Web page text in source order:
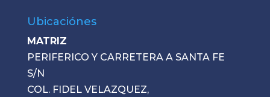
Ubicaciónes
MATRIZ
PERIFERICO Y CARRETERA A SANTA FE
S/N
COL. FIDEL VELAZQUEZ,